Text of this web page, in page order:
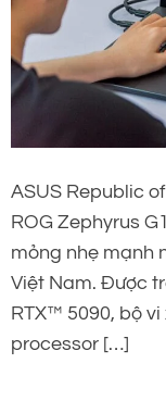
ASUS Republic
ROG Zephyrus
mỏng nhẹ mạnh
Việt Nam. Được
RTX™ 5090, bộ
processor […]